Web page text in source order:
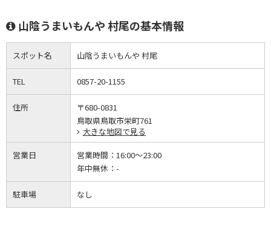
山陰うまいもんや 村尾の基本情報
スポット名 山陰うまいもんや 村尾
TEL 0857-20-1155
住所
〒680-0831
鳥取県鳥取市栄町761
大きな地図で見る
営業日 営業時間： 16:00～23:00
年中無休： -
駐車場 なし